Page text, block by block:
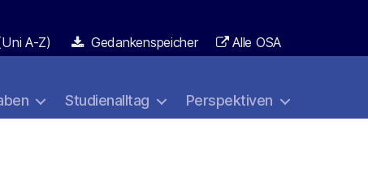
A-Z) Gedankenspeicher Alle OSA
Studienalltag Perspektiven